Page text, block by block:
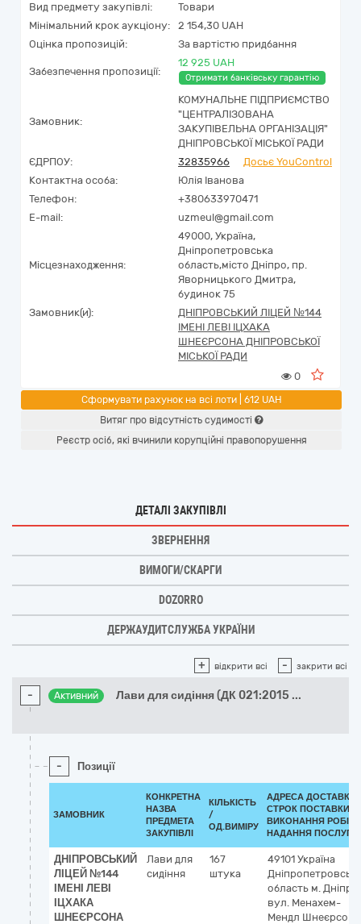
Вид предмету закупівлі:
Товари
Мінімальний крок аукціону:
2 154,30 UAH
Оцінка пропозицій:
За вартістю придбання
Забезпечення пропозиції:
12 925 UAH
Отримати банківську гарантію
Замовник:
КОМУНАЛЬНЕ ПІДПРИЄМСТВО
"ЦЕНТРАЛІЗОВАНА
ЗАКУПІВЕЛЬНА ОРГАНІЗАЦІЯ"
ДНІПРОВСЬКОЇ МІСЬКОЇ РАДИ
ЄДРПОУ:
32835966
Досьє YouControl
Контактна особа:
Юлія Іванова
Телефон:
+380633970471
E-mail:
uzmeul@gmail.com
Місцезнаходження:
49000, Україна,
Дніпропетровська
область,місто Дніпро, пр.
Яворницького Дмитра,
будинок 75
Замовник(и):
ДНІПРОВСЬКИЙ ЛІЦЕЙ №144
ІМЕНІ ЛЕВІ ІЦХАКА
ШНЕЄРСОНА ДНІПРОВСЬКОЇ
МІСЬКОЇ РАДИ
0
Сформувати рахунок на всі лоти | 612 UAH
Витяг про відсутність судимості
Реєстр осіб, які вчинили корупційні правопорушення
ДЕТАЛІ ЗАКУПІВЛІ
ЗВЕРНЕННЯ
ВИМОГИ/СКАРГИ
DOZORRO
ДЕРЖАУДИТСЛУЖБА УКРАЇНИ
+ відкрити всі - закрити всі
- Активний Лави для сидіння (ДК 021:2015 ...
- Позиції
ЗАМОВНИК
КОНКРЕТНА
НАЗВА
ПРЕДМЕТА
ЗАКУПІВЛІ
КІЛЬКІСТЬ
/
ОД.ВИМІРУ
АДРЕСА ДОСТАВКИ
СТРОК ПОСТАВКИ/
ВИКОНАННЯ РОБІТ/
НАДАННЯ ПОСЛУГ:
ДНІПРОВСЬКИЙ
ЛІЦЕЙ №144
ІМЕНІ ЛЕВІ
ІЦХАКА
ШНЕЄРСОНА
Лави для
сидіння
167
штука
49101 Україна
область м. Дніпро
вул. Менахем-
Мендл